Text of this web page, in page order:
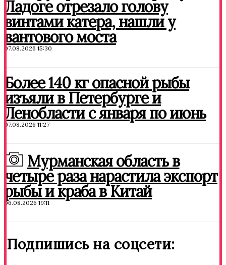
Ладоге отрезало голову
винтами катера, нашли у
вантового моста
07.08.2026 15:30
Более 140 кг опасной рыбы
изъяли в Петербурге и
Ленобласти с января по июнь
07.08.2026 11:27
Мурманская область в
четыре раза нарастила экспорт
рыбы и краба в Китай
06.08.2026 19:11
Подпишись на соцсети: